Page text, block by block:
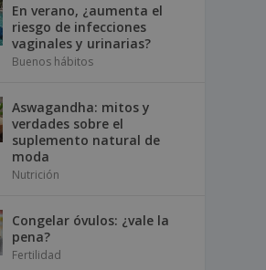
En verano, ¿aumenta el
riesgo de infecciones
vaginales y urinarias?
Buenos hábitos
Aswagandha: mitos y
verdades sobre el
suplemento natural de
moda
Nutrición
Congelar óvulos: ¿vale la
pena?
Fertilidad